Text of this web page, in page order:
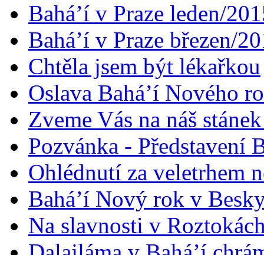
Bahá’í v Praze leden/
Bahá’í v Praze březen/
Chtěla jsem být lékařkou
Oslava Bahá’í Nového
Zveme Vás na náš
Pozvánka - Představení
Ohlédnutí za veletrhem
Bahá’í Nový rok v
Na slavnosti v